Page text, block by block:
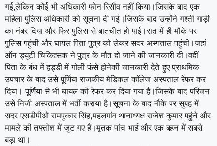
गई,लेकिन कोई भी अधिकारी फोन रिसीव नहीं किया।जिसके बाद एक
महिला पुलिस अधिकारी को सूचना दी गई।जिसके बाद उन्होंने गश्ती गाड़ी
का नंबर दिया और फिर पुलिस से बातचीत हो पाई।रात में ही मौके पर
पुलिस पहुंची और घायल पिता पुत्र को लेकर सदर अस्पताल पहुंची।जहां
ऑन ड्यूटी चिकित्सक ने पुत्र के मौत हो जाने की जानकारी दी।वहीं
पिता के बंध में हड्डी में गोली फंसे होनेकी जानकारी देते हुए प्राथमिक
उपचार के बाद उसे पूर्णिया राजकीय मेडिकल कॉलेज अस्पताल रेफर कर
दिया। पूर्णिया से भी घायल को रेफर कर दिया गया है।जिसके बाद परिजन
उसे निजी अस्पताल में भर्ती कराया है।सूचना के बाद मौके पर सुबह में
सदर एसडीपीओ रामपुकार सिंह,महलगांव थानाध्यक्ष राजेश कुमार पहुंचे और
मामले की तफ्तीश में जुट गए हैं।मृतक पांच भाई और एक बहन में सबसे
बड़ा था।